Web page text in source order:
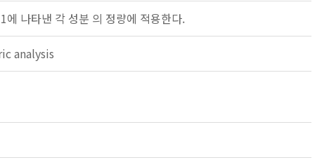
에 나타낸 각 성분 의 정량에 적용한다.
analysis